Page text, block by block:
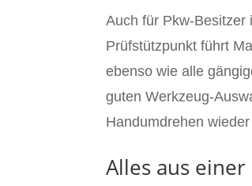
Auch für Pkw-Besitzer
Prüfstützpunkt führt
ebenso wie alle
guten Werkzeug-
Handumdrehen
Alles aus einer